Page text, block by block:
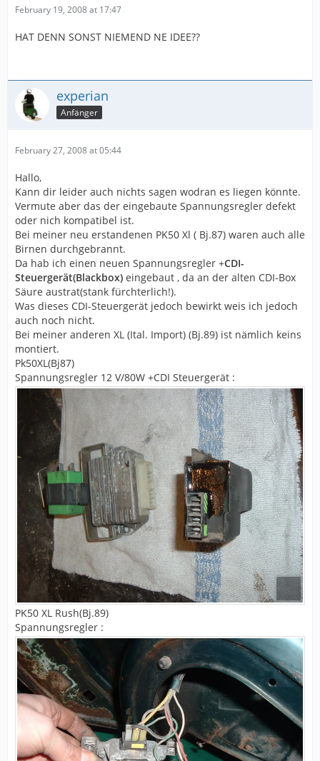
February 19, 2008 at 17:47
HAT DENN SONST NIEMEND NE IDEE??
experian
Anfänger
February 27, 2008 at 05:44
Hallo,
Kann dir leider auch nichts sagen wodran es liegen könnte.
Vermute aber das der eingebaute Spannungsregler defekt
oder nich kompatibel ist.
Bei meiner neu erstandenen PK50 Xl ( Bj.87) waren auch alle
Birnen durchgebrannt.
Da hab ich einen neuen Spannungsregler +CDI-
Steuergerät(Blackbox) eingebaut , da an der alten CDI-Box
Säure austrat(stank fürchterlich!).
Was dieses CDI-Steuergerät jedoch bewirkt weis ich jedoch
auch noch nicht.
Bei meiner anderen XL (Ital. Import) (Bj.89) ist nämlich keins
montiert.
Pk50XL(Bj87)
Spannungsregler 12 V/80W +CDI Steuergerät :
PK50 XL Rush(Bj.89)
Spannungsregler :